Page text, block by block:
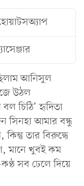
আনিসুল
উঠল
চিঠি’ হৃদিতা
সিনহা আমার বন্ধু
তার বিরুদ্ধে
মানে খুবই কম
সব ঢেলে দিয়ে